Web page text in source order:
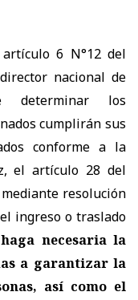
6 N°12 del
nacional de
determinar los
cumplirán sus
conforme a la
el artículo 28 del
resolución
ingreso o traslado
necesaria la
a garantizar la
así como el